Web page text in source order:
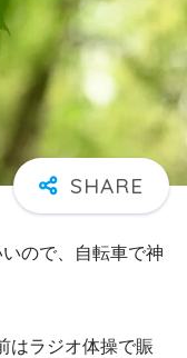
ので、自転車で神
はラジオ体操で賑